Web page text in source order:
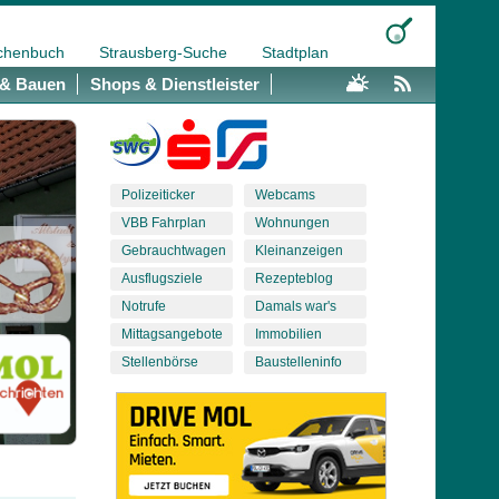
Strausberg-Suche Stadtplan
Bauen Shops & Dienstleister
Polizeiticker
VBB Fahrplan
Gebrauchtwagen
Ausflugsziele
Notrufe
Mittagsangebote
Stellenbörse
Webcams
Wohnungen
Kleinanzeigen
Rezepteblog
Damals war's
Immobilien
Baustelleninfo